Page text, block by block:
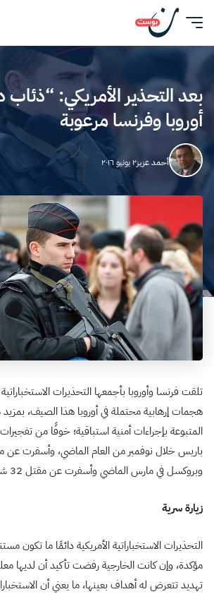
بعد التحذير الأمريكي:
أوروبا وفرنسا مرعوبة
أحمد عزيز٢ يونيو ٢٠١٦
تلقت فرنسا وأوروبا بأجمعها التحذيرات
هجمات إرهابية محتملة في أوروبا هذا الصيف،
المتبوعة بإجراءات أمنية استباقية؛ خوفًا من
وبروكسل في مارس الماضي وأسفرت عن مقتل 32 شخصًا.
زيارة سرية
التحذيرات الاستخباراتية الأمريكية دائمًا ما تكون
مؤكدة، وإن كانت الخارجية رفضت تأكيد أن لديها
تهديد تتعرض له أهداف بعينها، ما يعني أن